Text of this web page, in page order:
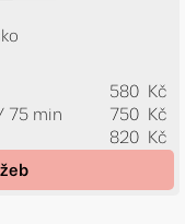
580 Kč
75 min
750 Kč
820 Kč